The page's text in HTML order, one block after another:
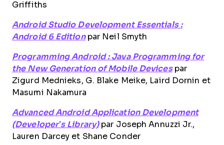
Griffiths
Android Studio Development Essentials :
Android 6 Edition par Neil Smyth
Programming Android : Java Programming for
the New Generation of Mobile Devices par
Zigurd Mednieks, G. Blake Meike, Laird Dornin et
Masumi Nakamura
Advanced Android Application Development
(Developer’s Library) par Joseph Annuzzi Jr.,
Lauren Darcey et Shane Conder